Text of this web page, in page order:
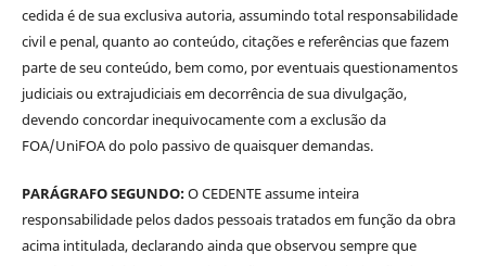
cedida é de sua exclusiva autoria, assumindo total responsabilidade
civil e penal, quanto ao conteúdo, citações e referências que fazem
parte de seu conteúdo, bem como, por eventuais questionamentos
judiciais ou extrajudiciais em decorrência de sua divulgação,
devendo concordar inequivocamente com a exclusão da
FOA/UniFOA do polo passivo de quaisquer demandas.
PARÁGRAFO SEGUNDO:O CEDENTE assume inteira
responsabilidade pelos dados pessoais tratados em função da obra
acima intitulada, declarando ainda que observou sempre que